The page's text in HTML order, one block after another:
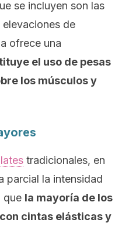
se incluyen son las
de
ofrece una
el uso de pesas
los músculos y
tradicionales, en
parcial la intensidad
que la mayoría de los
cintas elásticas y